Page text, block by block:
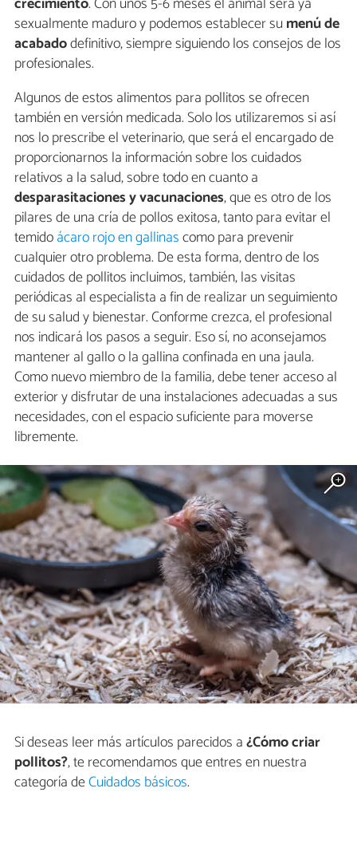
sexualmente maduro y podemos establecer sumenú de
acabadodefinitivo, siempre siguiendo los consejos de los
profesionales.
Algunos de estos alimentos para pollitos se ofrecen
también en versión medicada. Solo los utilizaremos si así
nos lo prescribe el veterinario, que será el encargado de
proporcionarnos la información sobre los cuidados
relativos a la salud, sobre todo en cuanto a
desparasitaciones y vacunaciones, que es otro de los
pilares de una cría de pollos exitosa, tanto para evitar el
temidoácaro rojo en gallinascomo para prevenir
cualquier otro problema. De esta forma, dentro de los
cuidados de pollitos incluimos, también, las visitas
periódicas al especialista a fin de realizar un seguimiento
de su salud y bienestar. Conforme crezca, el profesional
nos indicará los pasos a seguir. Eso sí, no aconsejamos
mantener al gallo o la gallina confinada en una jaula.
Como nuevo miembro de la familia, debe tener acceso al
exterior y disfrutar de una instalaciones adecuadas a sus
necesidades, con el espacio suficiente para moverse
libremente.
Si deseas leer más artículos parecidos a¿Cómo criar
pollitos?, te recomendamos que entres en nuestra
categoría deCuidados básicos.